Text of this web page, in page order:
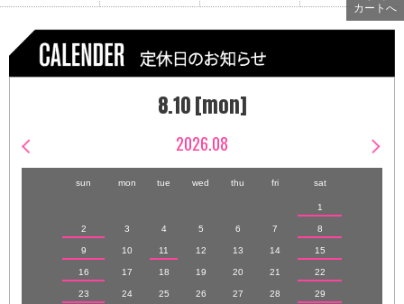
カートへ
8.10 [mon]
2026.08
sun mon tue wed thu fri sat
1
2 3 4 5 6 7 8
9 10 11 12 13 14 15
16 17 18 19 20 21 22
23 24 25 26 27 28 29